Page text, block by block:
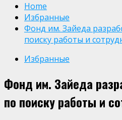
Home
Избранные
Фонд им. Зайеда
поиску работы и
Избранные
Фонд им. Зайеда
по поиску работы и